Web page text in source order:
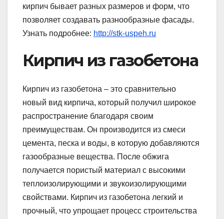
кирпич бывает разных размеров и форм, что
позволяет создавать разнообразные фасады.
Узнать подробнее: http://stk-uspeh.ru
Кирпич из газобетона
Кирпич из газобетона – это сравнительно
новый вид кирпича, который получил широкое
распространение благодаря своим
преимуществам. Он производится из смеси
цемента, песка и воды, в которую добавляются
газообразные вещества. После обжига
получается пористый материал с высокими
теплоизолирующими и звукоизолирующими
свойствами. Кирпич из газобетона легкий и
прочный, что упрощает процесс строительства